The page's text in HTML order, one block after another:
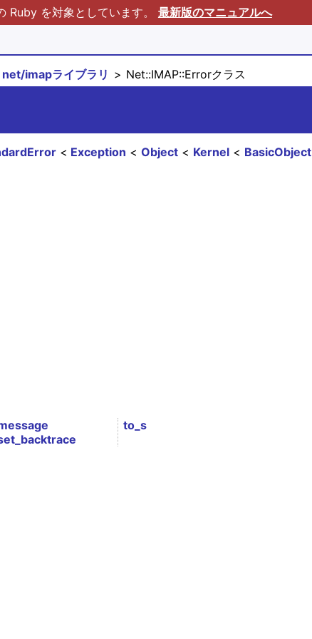
Ruby を対象としています。 最新版のマニュアルへ
net/imapライブラリ Net::IMAP::Errorクラス
BasicObject
Kernel
Object
Exception
to_s